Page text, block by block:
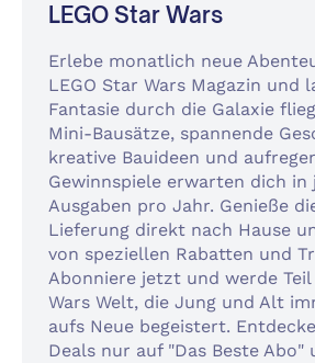
LEGO Star Wars
Erlebe monatlich neue
LEGO Star Wars Magazin und
Fantasie durch die Galaxie
Mini-Bausätze, spannende
kreative Bauideen und
Gewinnspiele erwarten dich in
Ausgaben pro Jahr. Genieße
Lieferung direkt nach Hause
von speziellen Rabatten und
Abonniere jetzt und werde Teil
Wars Welt, die Jung und Alt
aufs Neue begeistert.
Deals nur auf "Das Beste Abo"